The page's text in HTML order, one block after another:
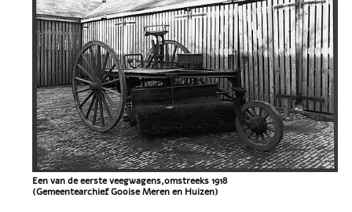
Een van de eerste veegwagens,omstreeks 1918
(Gemeentearchief Gooise Meren en Huizen)